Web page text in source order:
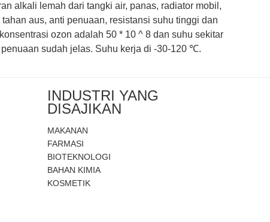
alkali lemah dari tangki air, panas, radiator mobil,
aus, anti penuaan, resistansi suhu tinggi dan
ozon adalah 50 * 10 ^ 8 dan suhu sekitar
sudah jelas. Suhu kerja di -30-120 ℃.
INDUSTRI YANG
DISAJIKAN
MAKANAN
FARMASI
BIOTEKNOLOGI
BAHAN KIMIA
KOSMETIK